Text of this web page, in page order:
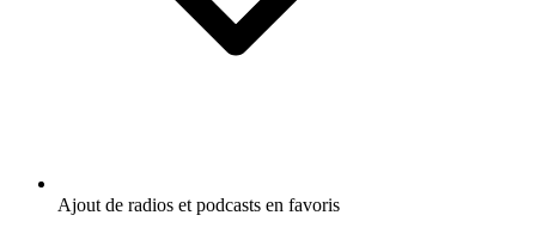
Ajout de radios et podcasts en favoris